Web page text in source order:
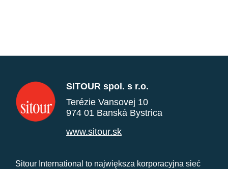
SITOUR spol. s r.o.
Terézie Vansovej 10
974 01 Banská Bystrica
www.sitour.sk
Sitour International to największa korporacyjna sieć